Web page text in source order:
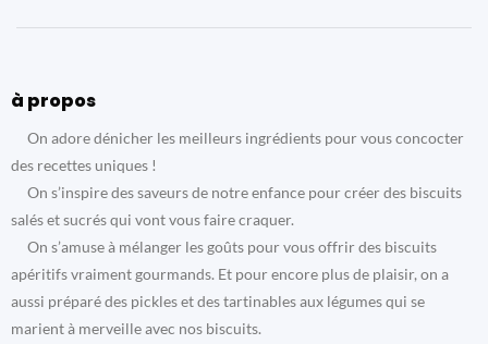
à propos
On adore dénicher les meilleurs ingrédients pour vous concocter
des recettes uniques !
On s’inspire des saveurs de notre enfance pour créer des biscuits
salés et sucrés qui vont vous faire craquer.
On s’amuse à mélanger les goûts pour vous offrir des biscuits
apéritifs vraiment gourmands. Et pour encore plus de plaisir, on a
aussi préparé des pickles et des tartinables aux légumes qui se
marient à merveille avec nos biscuits.